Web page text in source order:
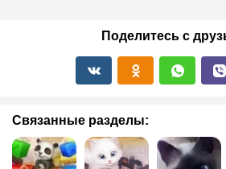
Поделитесь с
Связанные разделы: